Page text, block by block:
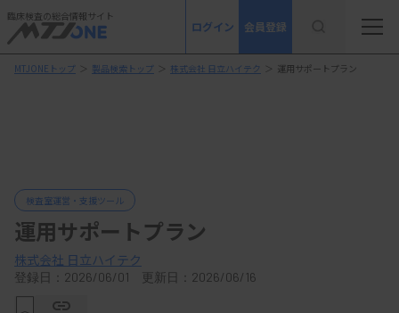
臨床検査の総合情報サイト
ログイン 会員登録
MTJONEトップ ＞ 製品検索トップ ＞ 株式会社 日立ハイテク ＞ 運用サポートプラン
検査室運営・支援ツール
運用サポートプラン
株式会社 日立ハイテク
登録日：2026/06/01 更新日：2026/06/16